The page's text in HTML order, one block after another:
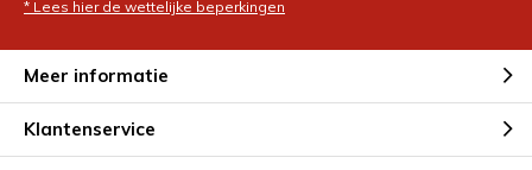
* Lees hier de wettelijke beperkingen
Meer informatie
Klantenservice